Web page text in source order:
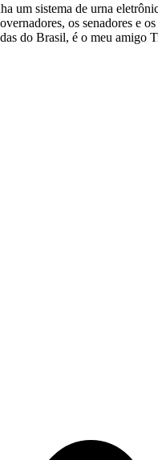
um sistema de urna
os senadores e
do Brasil, é o meu amigo